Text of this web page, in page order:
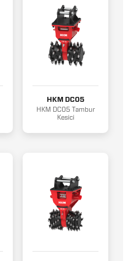
HKM DC05
HKM DC05 Tambur
Kesici